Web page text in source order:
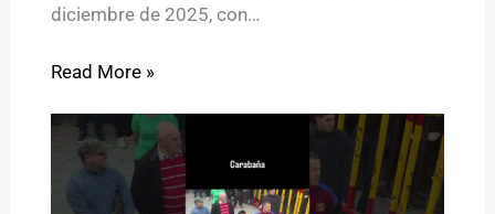
diciembre de 2025, con…
Read More »